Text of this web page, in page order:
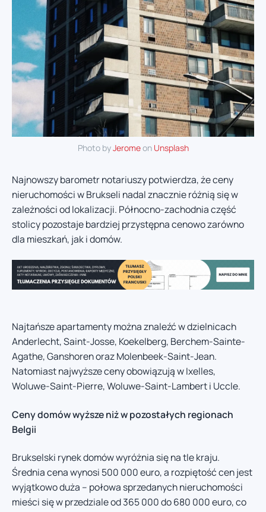
Photo byJeromeon Unsplash
Najnowszy barometr notariuszy potwierdza, że ceny
nieruchomości w Brukseli nadal znacznie różnią się w
zależności od lokalizacji. Północno-zachodnia część
stolicy pozostaje bardziej przystępna cenowo zarówno
dla mieszkań, jak i domów.
Najtańsze apartamenty można znaleźć w dzielnicach
Anderlecht, Saint-Josse, Koekelberg, Berchem-Sainte-
Agathe, Ganshoren oraz Molenbeek-Saint-Jean.
Natomiast najwyższe ceny obowiązują w Ixelles,
Woluwe-Saint-Pierre, Woluwe-Saint-Lambert i Uccle.
Ceny domów wyższe niż w pozostałych regionach
Belgii
Brukselski rynek domów wyróżnia się na tle kraju.
Średnia cena wynosi 500 000 euro, a rozpiętość cen jest
wyjątkowo duża – połowa sprzedanych nieruchomości
mieści się w przedziale od 365 000 do 680 000 euro, co